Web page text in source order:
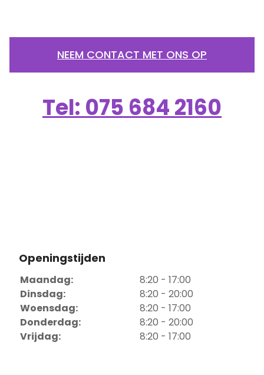
NEEM CONTACT MET ONS OP
Tel: 075 684 2160
Openingstijden
Maandag:
8:20 - 17:00
Dinsdag:
8:20 - 20:00
Woensdag:
8:20 - 17:00
Donderdag:
8:20 - 20:00
Vrijdag:
8:20 - 17:00